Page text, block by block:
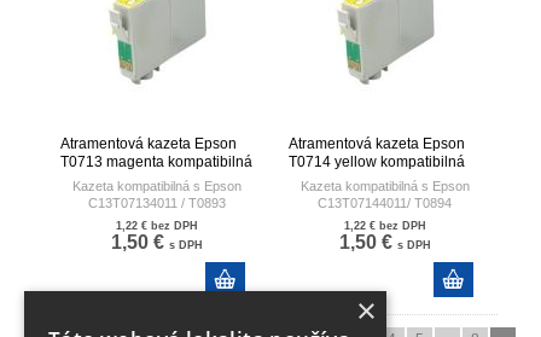
Atramentová kazeta Epson
T0713 magenta kompatibilná
Kazeta kompatibilná s Epson
C13T07134011 / T0893
1,22 € bez DPH
1,50 € s DPH
Atramentová kazeta Epson
T0714 yellow kompatibilná
Kazeta kompatibilná s Epson
C13T07144011/ T0894
1,22 € bez DPH
1,50 € s DPH
×